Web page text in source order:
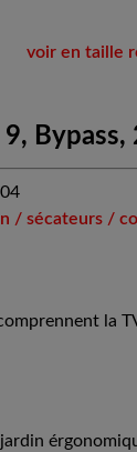
voir en taille
9,
/ sécateurs /
la